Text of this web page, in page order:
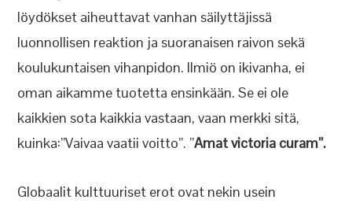
löydökset aiheuttavat vanhan säilyttäjissä
luonnollisen reaktion ja suoranaisen raivon sekä
koulukuntaisen vihanpidon. Ilmiö on ikivanha, ei
oman aikamme tuotetta ensinkään. Se ei ole
kaikkien sota kaikkia vastaan, vaan merkki sitä,
kuinka:”Vaivaa vaatii voitto”. ”Amat victoria curam”.
Globaalit kulttuuriset erot ovat nekin usein